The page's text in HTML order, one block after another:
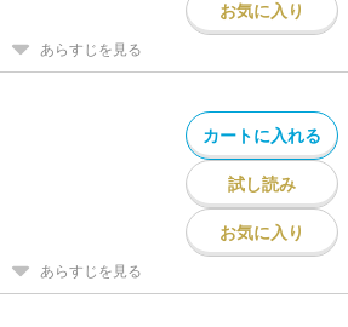
お気に入り
あらすじを見る
カートに入れる
試し読み
お気に入り
あらすじを見る